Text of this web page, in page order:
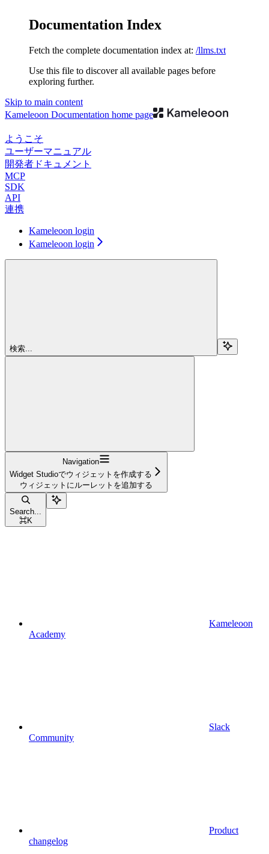
Documentation Index
Fetch the complete documentation index at: /llms.txt
Use this file to discover all available pages before
exploring further.
Skip to main content
Kameleoon Documentation home page
ようこそ
ユーザーマニュアル
開発者ドキュメント
MCP
SDK
API
連携
Kameleoon login
Kameleoon login
検索...
Navigation
Widget Studioでウィジェットを作成する
ウィジェットにルーレットを追加する
Search...
⌘K
Kameleoon
Academy
Slack
Community
Product
changelog